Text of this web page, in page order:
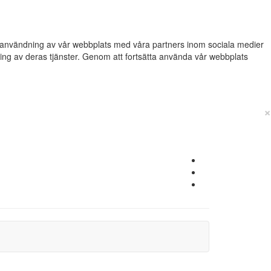
av vår webbplats med våra partners inom sociala medier
av deras tjänster. Genom att fortsätta använda vår webbplats
×